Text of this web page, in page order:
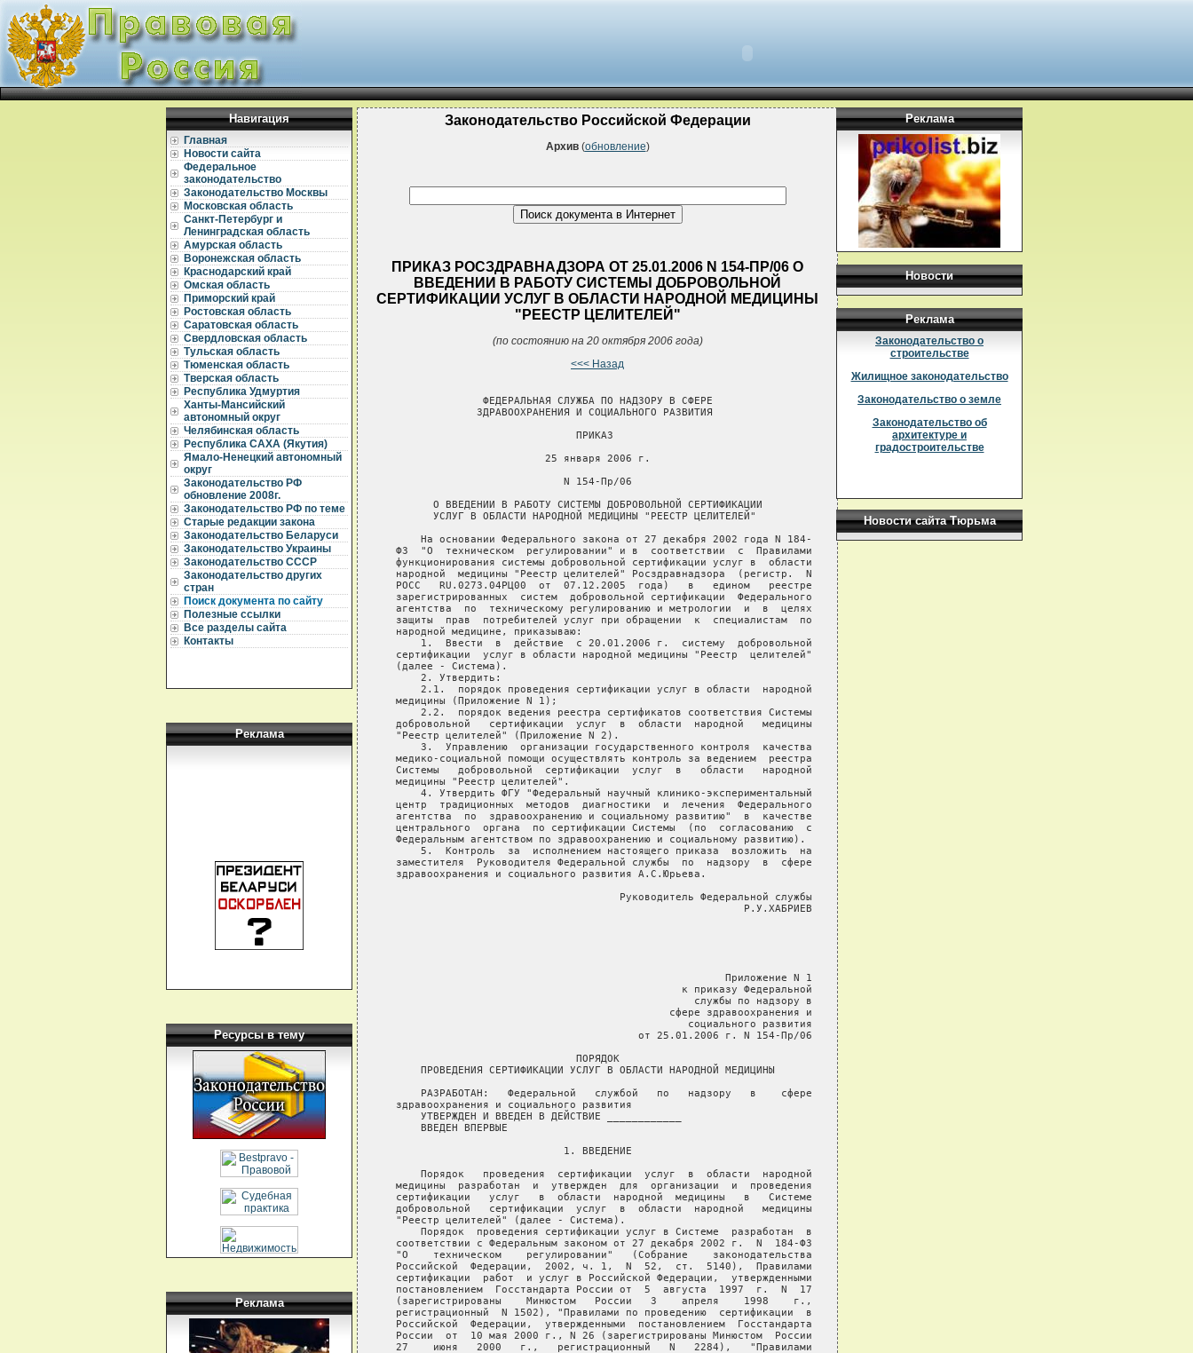
Навигация
Главная
Новости сайта
Федеральное
законодательство
Законодательство Москвы
Московская область
Санкт-Петербург и
Ленинградская область
Амурская область
Воронежская область
Краснодарский край
Омская область
Приморский край
Ростовская область
Саратовская область
Свердловская область
Тульская область
Тюменская область
Тверская область
Республика Удмуртия
Ханты-Мансийский
автономный округ
Челябинская область
Республика САХА (Якутия)
Ямало-Ненецкий автономный
округ
Законодательство РФ
обновление 2008г.
Законодательство РФ по теме
Старые редакции закона
Законодательство Беларуси
Законодательство Украины
Законодательство СССР
Законодательство других
стран
Поиск документа по сайту
Полезные ссылки
Все разделы сайта
Контакты
Реклама
Ресурсы в тему
Реклама
Законодательство Российской Федерации
Архив (обновление)
ПРИКАЗ РОСЗДРАВНАДЗОРА ОТ 25.01.2006 N 154-ПР/06 О
ВВЕДЕНИИ В РАБОТУ СИСТЕМЫ ДОБРОВОЛЬНОЙ
СЕРТИФИКАЦИИ УСЛУГ В ОБЛАСТИ НАРОДНОЙ МЕДИЦИНЫ
"РЕЕСТР ЦЕЛИТЕЛЕЙ"
(по состоянию на 20 октября 2006 года)
<<< Назад
Реклама
Новости
Реклама
Законодательство о
строительстве
Жилищное законодательство
Законодательство о земле
Законодательство об
архитектуре и
градостроительстве
Новости сайта Тюрьма